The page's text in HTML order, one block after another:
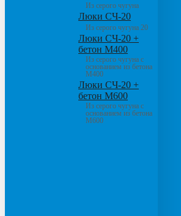
Из серого чугуна
Люки СЧ-20
Из серого чугуна 20
Люки СЧ-20 +
бетон М400
Из серого чугуна с
основанием из бетона
М400
Люки СЧ-20 +
бетон М600
Из серого чугуна с
основанием из бетона
М600